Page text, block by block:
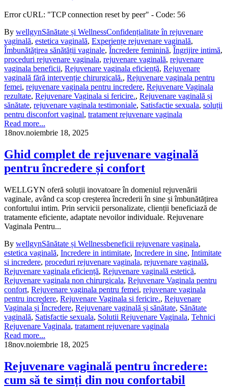
Error cURL: "TCP connection reset by peer" - Code: 56
By wellgynSănătate și WellnessConfidențialitate în rejuvenare
vaginală, estetica vaginală, Experiențe rejuvenare vaginală,
Îmbunătățirea sănătății vaginale, Încredere feminină, Îngrijire intimă,
proceduri rejuvenare vaginala, rejuvenare vaginală, rejuvenare
vaginala beneficii, Rejuvenare vaginala eficiență, Rejuvenare
vaginală fără intervenție chirurgicală., Rejuvenare vaginala pentru
femei, rejuvenare vaginala pentru incredere, Rejuvenare Vaginala
rezultate, Rejuvenare Vaginala si fericire., Rejuvenare vaginală și
sănătate, rejuvenare vaginala testimoniale, Satisfactie sexuala, soluții
pentru disconfort vaginal, tratament rejuvenare vaginala
Read more...
18nov.noiembrie 18, 2025
Ghid complet de rejuvenare vaginală
pentru încredere și confort
WELLGYN oferă soluții inovatoare în domeniul rejuvenării
vaginale, având ca scop creșterea încrederii în sine și îmbunătățirea
confortului intim. Prin servicii personalizate, clienții beneficiază de
tratamente eficiente, adaptate nevoilor individuale. Rejuvenare
Vaginala Pentru...
By wellgynSănătate și Wellnessbeneficii rejuvenare vaginala,
estetica vaginală, Incredere in intimitate, Incredere in sine, Intimitate
si incredere, proceduri rejuvenare vaginala, rejuvenare vaginală,
Rejuvenare vaginala eficiență, Rejuvenare vaginală estetică,
Rejuvenare vaginala non chirurgicala, Rejuvenare Vaginala pentru
confort, Rejuvenare vaginala pentru femei, rejuvenare vaginala
pentru incredere, Rejuvenare Vaginala si fericire., Rejuvenare
Vaginala și Încredere, Rejuvenare vaginală și sănătate, Sănătate
vaginală, Satisfactie sexuala, Solutii Rejuvenare Vaginala, Tehnici
Rejuvenare Vaginala, tratament rejuvenare vaginala
Read more...
18nov.noiembrie 18, 2025
Rejuvenare vaginală pentru încredere:
cum să te simți din nou confortabil